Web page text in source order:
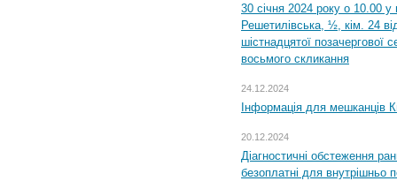
30 січня 2024 року о 10.00 у
Решетилівська, ½, кім. 24
шістнадцятої позачергової
восьмого скликання
24.12.2024
Інформація для мешканців
20.12.2024
Діагностичні обстеження
безоплатні для внутрішньо